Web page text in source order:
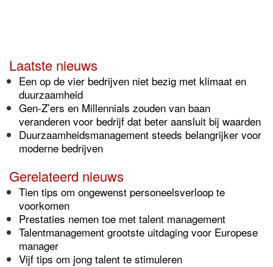
Laatste nieuws
Een op de vier bedrijven niet bezig met klimaat en
duurzaamheid
Gen-Z’ers en Millennials zouden van baan
veranderen voor bedrijf dat beter aansluit bij waarden
Duurzaamheidsmanagement steeds belangrijker voor
moderne bedrijven
Gerelateerd nieuws
Tien tips om ongewenst personeelsverloop te
voorkomen
Prestaties nemen toe met talent management
Talentmanagement grootste uitdaging voor Europese
manager
Vijf tips om jong talent te stimuleren